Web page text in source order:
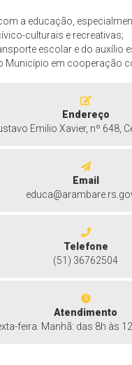
a educação,
culturais e recreativas;
escolar e do auxílio
em cooperação
Endereço
Emilio Xavier, nº 648,
Email
Telefone
(51) 36762504
Atendimento
feira. Manhã: das 8h às